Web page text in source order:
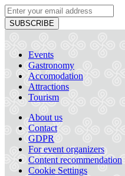
SUBSCRIBE
Events
Gastronomy
Accomodation
Attractions
Tourism
About us
Contact
GDPR
For event organizers
Content recommendation
Cookie Settings